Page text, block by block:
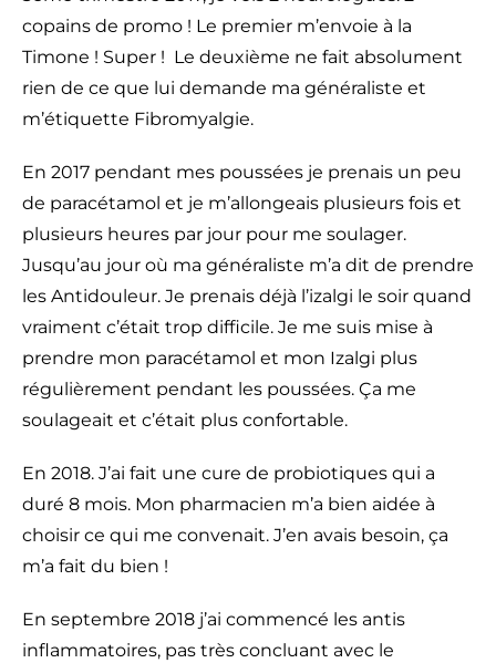
copains de promo ! Le premier m’envoie à la
Timone ! Super ! Le deuxième ne fait absolument
rien de ce que lui demande ma généraliste et
m’étiquette Fibromyalgie.
En 2017 pendant mes poussées je prenais un peu
de paracétamol et je m’allongeais plusieurs fois et
plusieurs heures par jour pour me soulager.
Jusqu’au jour où ma généraliste m’a dit de prendre
les Antidouleur. Je prenais déjà l’izalgi le soir quand
vraiment c’était trop difficile. Je me suis mise à
prendre mon paracétamol et mon Izalgi plus
régulièrement pendant les poussées. Ça me
soulageait et c’était plus confortable.
En 2018. J’ai fait une cure de probiotiques qui a
duré 8 mois. Mon pharmacien m’a bien aidée à
choisir ce qui me convenait. J’en avais besoin, ça
m’a fait du bien !
En septembre 2018 j’ai commencé les antis
inflammatoires, pas très concluant avec le